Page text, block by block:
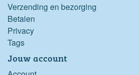
Verzending en bezorging
Betalen
Privacy
Tags
Jouw account